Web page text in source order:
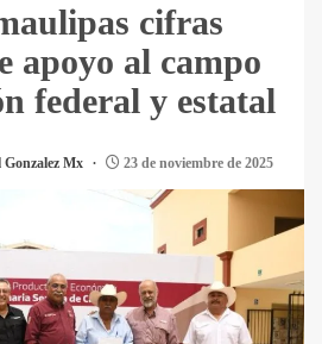
cifras
apoyo al campo
federal y estatal
Mx 23 de noviembre de 2025